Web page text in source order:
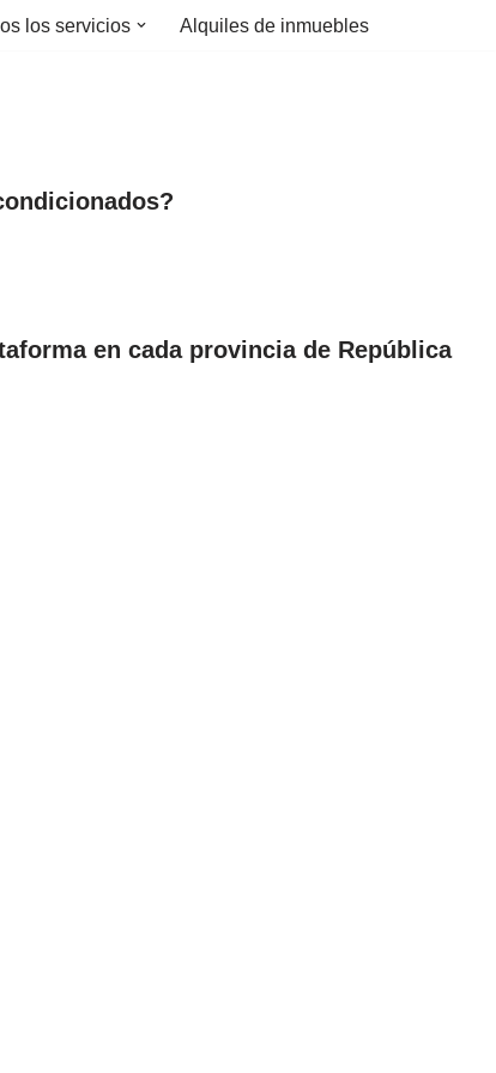
los servicios Alquiles de inmuebles
en cada provincia de República